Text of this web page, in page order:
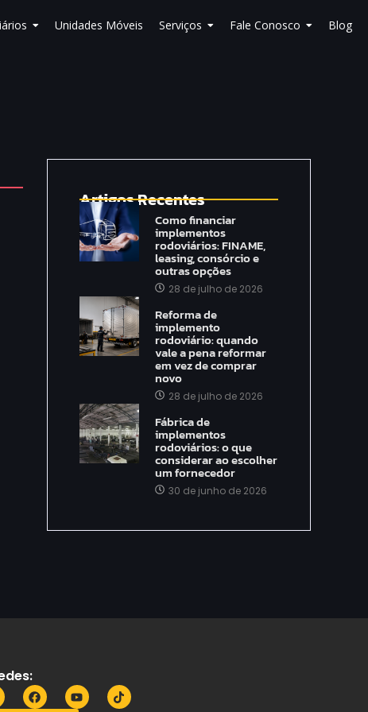
Unidades Móveis Serviços Fale Conosco Blog
Artigos Recentes
Como financiar
implementos
rodoviários: FINAME,
leasing, consórcio e
outras opções
28 de julho de 2026
Reforma de
implemento
rodoviário: quando
vale a pena reformar
em vez de comprar
novo
28 de julho de 2026
Fábrica de
implementos
rodoviários: o que
considerar ao escolher
um fornecedor
30 de junho de 2026